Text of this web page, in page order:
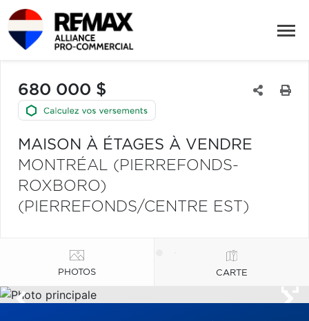
680 000 $
MAISON À ÉTAGES À VENDRE
MONTRÉAL (PIERREFONDS-
ROXBORO)
(PIERREFONDS/CENTRE EST)
PHOTOS CARTE